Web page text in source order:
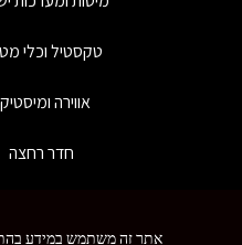
טקסטיל וכלי
אווירה
חדר רחצה
אתר זה משתמש במידע
צרו איתנו קשר